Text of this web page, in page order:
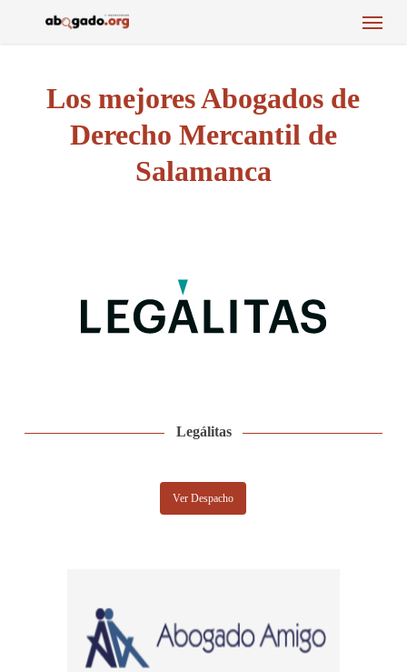
Menu
Los mejores Abogados de
Derecho Mercantil de
Salamanca
Legálitas
Ver Despacho